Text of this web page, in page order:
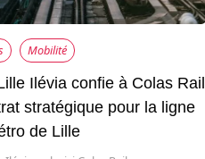
Mobilité
Ilévia confie à Colas Rail
stratégique pour la ligne
de Lille